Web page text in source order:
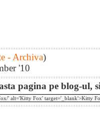
- Archiva)
'10
pagina pe blog-ul,